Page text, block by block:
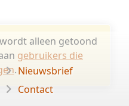
alleen getoond
gebruikers die
.Nieuwsbrief
Contact